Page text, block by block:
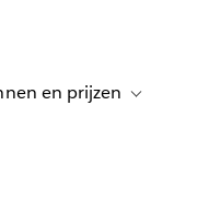
navigation for Informatiebronnen
en prijzen Toggle